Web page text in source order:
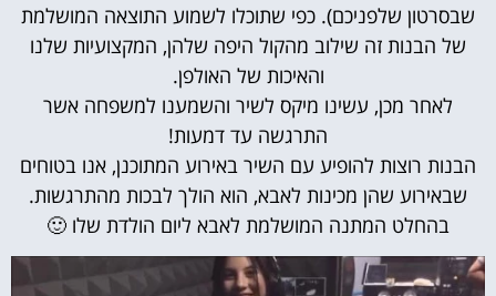
שבסרטון שלפניכם). כפי שתוכלו לשמוע התוצאה המושלמת
של הבנות זה שילוב מהקול היפה שלהן, המקצועיות שלנו
והאיכות של האולפן.
לאחר מכן, עשינו מיקס לשיר והשמענו למשפחה אשר
התרגשה עד דמעות!
הבנות רוצות להופיע עם השיר באירוע המתוכנן, אנו בטוחים
שבאירוע שהן מכינות לאבא, הוא הולך לבכות מהתרגשות.
בהחלט המתנה המושלמת לאבא ליום הולדת שלו 🙂